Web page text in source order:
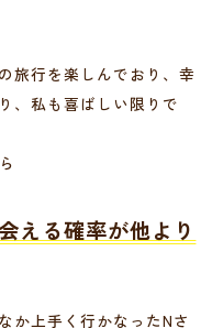
旅行を楽しんでおり、幸
、私も喜ばしい限りで
える確率が他より
か上手く行かなったNさ